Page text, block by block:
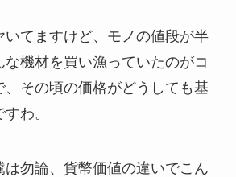
いてますけど、モノの値段が半
機材を買い漁っていたのがコ
、その頃の価格がどうしても基
わ。
は勿論、貨幣価値の違いでこん